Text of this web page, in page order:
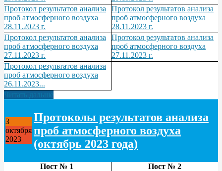
Протокол результатов анализа
проб атмосферного воздуха
28.11.2023 г.
Протокол результатов анализа
проб атмосферного воздуха
28.11.2023 г.
Протокол результатов анализа
проб атмосферного воздуха
27.11.2023 г.
Протокол результатов анализа
проб атмосферного воздуха
27.11.2023 г.
Протокол результатов анализа
проб атмосферного воздуха
26.11.2023...
Читать дальше
3
октября
2023
Протоколы результатов анализа
проб атмосферного воздуха
(октябрь 2023 года)
Пост № 1 Пост № 2